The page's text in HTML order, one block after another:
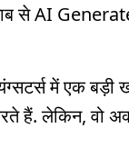
45
33
से AI
में एक बड़ी
हैं. लेकिन, वो